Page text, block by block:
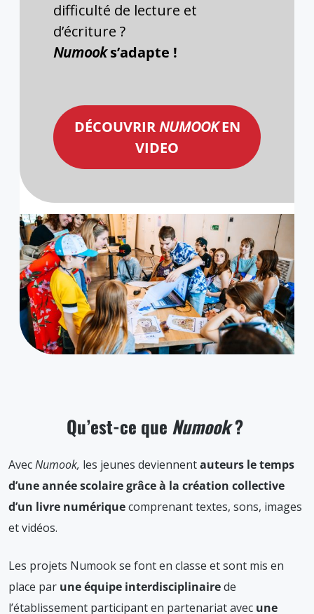
difficulté de lecture et
d’écriture ?
Numooks’adapte !
DÉCOUVRIRNUMOOK EN
VIDEO
Qu’est-ce que Numook?
AvecNumook, les jeunes deviennentauteurs le temps
d’une année scolaire grâce à la création collective
d’un livre numériquecomprenant textes, sons, images
et vidéos.
Les projets Numook se font en classe et sont mis en
place par une équipe interdisciplinairede
l’établissement participant en partenariat avec une